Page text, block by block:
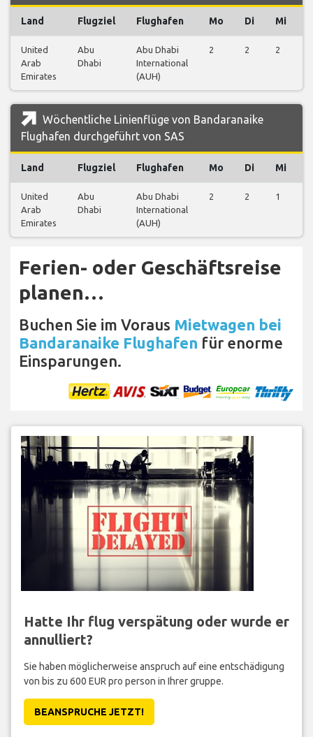
Land Flugziel Flughafen Mo Di Mi
United
Arab
Emirates
Abu
Dhabi
Abu Dhabi
International
(AUH)
2 2 2
Wöchentliche Linienflüge von Bandaranaike
Flughafen durchgeführt von SAS
Land Flugziel Flughafen Mo Di Mi
United
Arab
Emirates
Abu
Dhabi
Abu Dhabi
International
(AUH)
2 2 1
Ferien- oder Geschäftsreise
planen…
Buchen Sie im Voraus Mietwagen bei
Bandaranaike Flughafen für enorme
Einsparungen.
Hatte Ihr flug verspätung oder wurde er
annulliert?
Sie haben möglicherweise anspruch auf eine entschädigung
von bis zu 600 EUR pro person in Ihrer gruppe.
BEANSPRUCHE JETZT!